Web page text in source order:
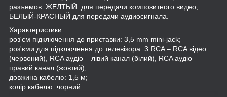
разъемов: ЖЕЛТЫЙ для передачи композитного видео,
БЕЛЫЙ-КРАСНЫЙ для передачи аудиосигнала.
Характеристики:
роз'єм підключення до приставки: 3,5 mm mini-jack;
роз'єми для підключення до телевізора: 3 RCA – RCA відео
(червоний), RCA аудіо – лівий канал (білий), RCA аудіо –
правий канал (жовтий);
довжина кабелю: 1,5 м;
колір кабелю: чорний.